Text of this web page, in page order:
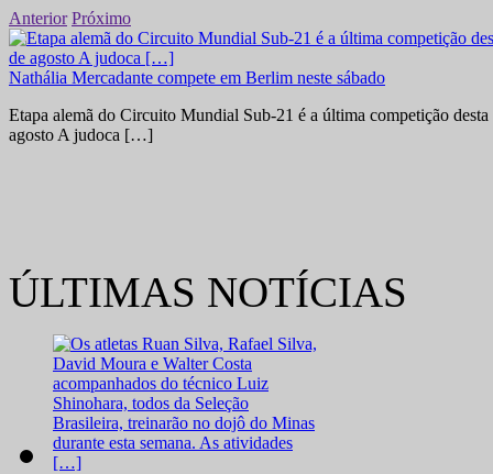
Anterior Próximo
Nathália Mercadante compete em Berlim neste sábado
Etapa alemã do Circuito Mundial Sub-21 é a última competição
agosto A judoca […]
ÚLTIMAS NOTÍCIAS